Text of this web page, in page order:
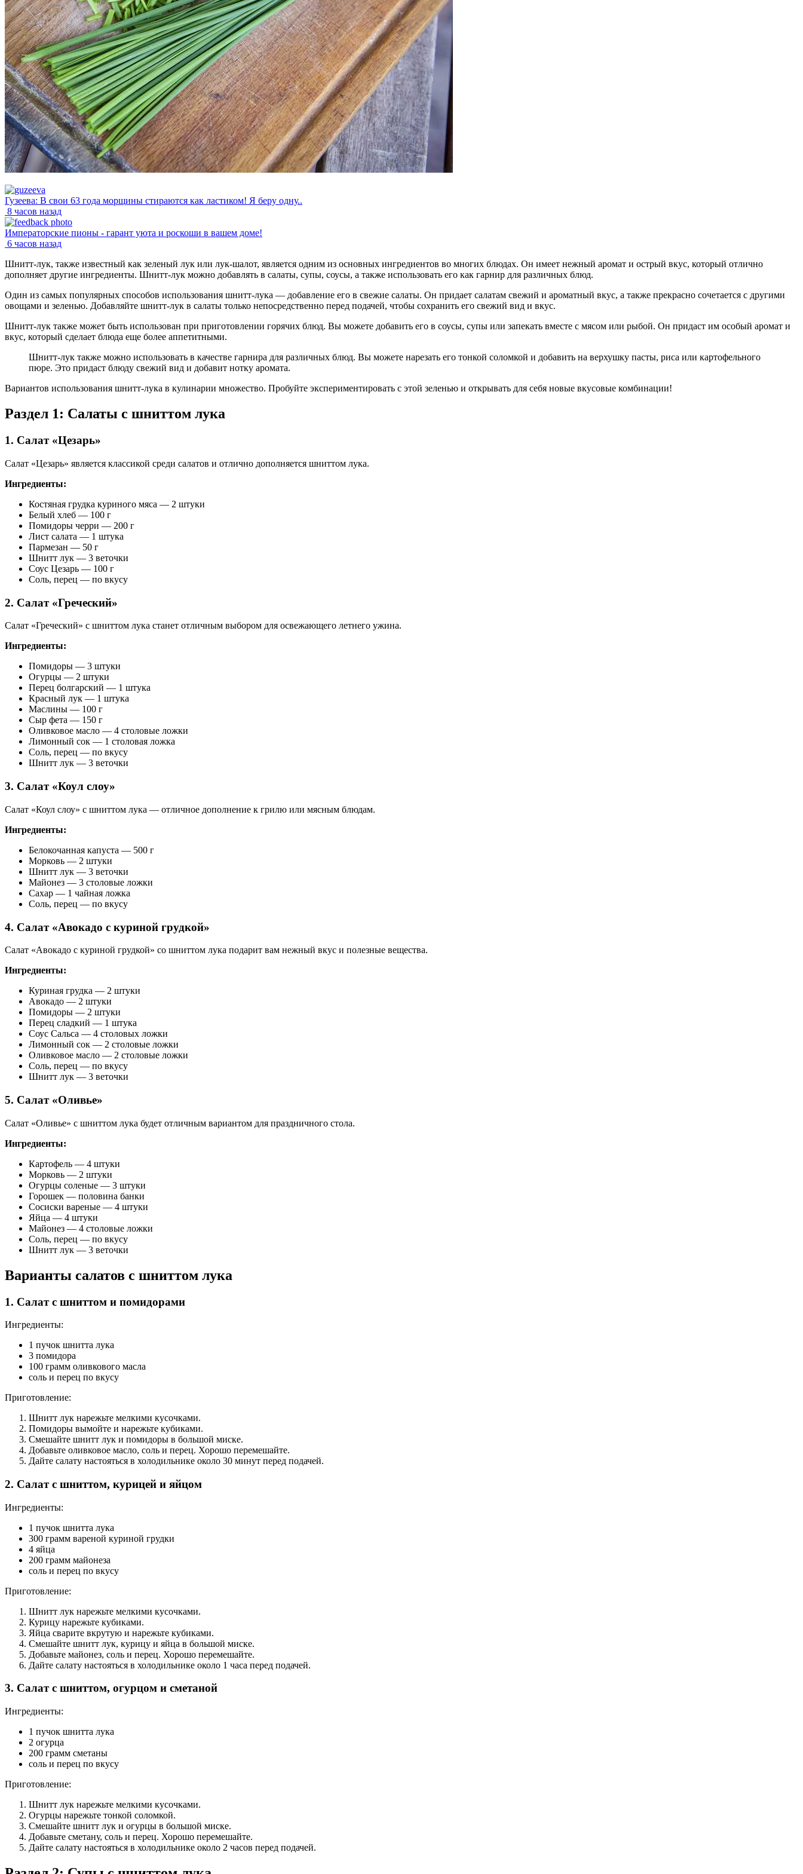
Гузеева: В свои 63 года морщины стираются как ластиком! Я беру одну..
8 часов назад
Императорские пионы - гарант уюта и роскоши в вашем доме!
6 часов назад
Шнитт-лук, также известный как зеленый лук или лук-шалот, является одним из основных ингредиентов во многих блюдах. Он имеет нежный аромат и острый вкус, который отлично
дополняет другие ингредиенты. Шнитт-лук можно добавлять в салаты, супы, соусы, а также использовать его как гарнир для различных блюд.
Один из самых популярных способов использования шнитт-лука — добавление его в свежие салаты. Он придает салатам свежий и ароматный вкус, а также прекрасно сочетается с другими
овощами и зеленью. Добавляйте шнитт-лук в салаты только непосредственно перед подачей, чтобы сохранить его свежий вид и вкус.
Шнитт-лук также может быть использован при приготовлении горячих блюд. Вы можете добавить его в соусы, супы или запекать вместе с мясом или рыбой. Он придаст им особый аромат и
вкус, который сделает блюда еще более аппетитными.
Шнитт-лук также можно использовать в качестве гарнира для различных блюд. Вы можете нарезать его тонкой соломкой и добавить на верхушку пасты, риса или картофельного
пюре. Это придаст блюду свежий вид и добавит нотку аромата.
Вариантов использования шнитт-лука в кулинарии множество. Пробуйте экспериментировать с этой зеленью и открывать для себя новые вкусовые комбинации!
Раздел 1: Салаты с шниттом лука
1. Салат «Цезарь»
Салат «Цезарь» является классикой среди салатов и отлично дополняется шниттом лука.
Ингредиенты:
Костяная грудка куриного мяса — 2 штуки
Белый хлеб — 100 г
Помидоры черри — 200 г
Лист салата — 1 штука
Пармезан — 50 г
Шнитт лук — 3 веточки
Соус Цезарь — 100 г
Соль, перец — по вкусу
2. Салат «Греческий»
Салат «Греческий» с шниттом лука станет отличным выбором для освежающего летнего ужина.
Ингредиенты:
Помидоры — 3 штуки
Огурцы — 2 штуки
Перец болгарский — 1 штука
Красный лук — 1 штука
Маслины — 100 г
Сыр фета — 150 г
Оливковое масло — 4 столовые ложки
Лимонный сок — 1 столовая ложка
Соль, перец — по вкусу
Шнитт лук — 3 веточки
3. Салат «Коул слоу»
Салат «Коул слоу» с шниттом лука — отличное дополнение к грилю или мясным блюдам.
Ингредиенты:
Белокочанная капуста — 500 г
Морковь — 2 штуки
Шнитт лук — 3 веточки
Майонез — 3 столовые ложки
Сахар — 1 чайная ложка
Соль, перец — по вкусу
4. Салат «Авокадо с куриной грудкой»
Салат «Авокадо с куриной грудкой» со шниттом лука подарит вам нежный вкус и полезные вещества.
Ингредиенты:
Куриная грудка — 2 штуки
Авокадо — 2 штуки
Помидоры — 2 штуки
Перец сладкий — 1 штука
Соус Сальса — 4 столовых ложки
Лимонный сок — 2 столовые ложки
Оливковое масло — 2 столовые ложки
Соль, перец — по вкусу
Шнитт лук — 3 веточки
5. Салат «Оливье»
Салат «Оливье» с шниттом лука будет отличным вариантом для праздничного стола.
Ингредиенты:
Картофель — 4 штуки
Морковь — 2 штуки
Огурцы соленые — 3 штуки
Горошек — половина банки
Сосиски вареные — 4 штуки
Яйца — 4 штуки
Майонез — 4 столовые ложки
Соль, перец — по вкусу
Шнитт лук — 3 веточки
Варианты салатов с шниттом лука
1. Салат с шниттом и помидорами
Ингредиенты:
1 пучок шнитта лука
3 помидора
100 грамм оливкового масла
соль и перец по вкусу
Приготовление:
Шнитт лук нарежьте мелкими кусочками.
Помидоры вымойте и нарежьте кубиками.
Смешайте шнитт лук и помидоры в большой миске.
Добавьте оливковое масло, соль и перец. Хорошо перемешайте.
Дайте салату настояться в холодильнике около 30 минут перед подачей.
2. Салат с шниттом, курицей и яйцом
Ингредиенты:
1 пучок шнитта лука
300 грамм вареной куриной грудки
4 яйца
200 грамм майонеза
соль и перец по вкусу
Приготовление:
Шнитт лук нарежьте мелкими кусочками.
Курицу нарежьте кубиками.
Яйца сварите вкрутую и нарежьте кубиками.
Смешайте шнитт лук, курицу и яйца в большой миске.
Добавьте майонез, соль и перец. Хорошо перемешайте.
Дайте салату настояться в холодильнике около 1 часа перед подачей.
3. Салат с шниттом, огурцом и сметаной
Ингредиенты:
1 пучок шнитта лука
2 огурца
200 грамм сметаны
соль и перец по вкусу
Приготовление:
Шнитт лук нарежьте мелкими кусочками.
Огурцы нарежьте тонкой соломкой.
Смешайте шнитт лук и огурцы в большой миске.
Добавьте сметану, соль и перец. Хорошо перемешайте.
Дайте салату настояться в холодильнике около 2 часов перед подачей.